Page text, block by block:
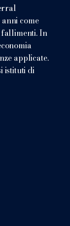
come
In
applicate.
istituti di